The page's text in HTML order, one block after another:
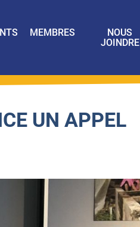
MEMBRES
NOUS
JOINDRE
UN APPEL